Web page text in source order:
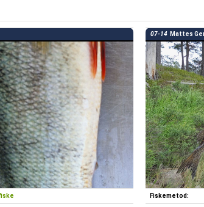
07-14 Mattes
Fiskemetod: